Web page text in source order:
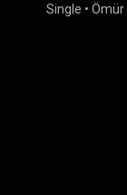
Single • Ömür